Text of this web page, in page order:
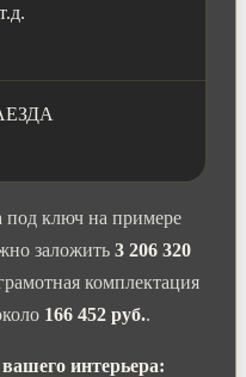
под ключ на примере
заложить 3 206 320
комплектация
166 452 руб..
интерьера: